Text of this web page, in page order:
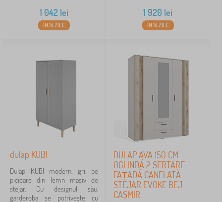
1 042 lei
ÎN 14 ZILE
1 920 lei
ÎN 14 ZILE
dulap KUBI
Dulap KUBI modern, gri, pe
picioare din lemn masiv de
stejar. Cu designul său,
garderoba se potrivește cu
DULAP AVA 150 CM
OGLINDĂ 2 SERTARE
FAȚADĂ CANELATĂ
STEJAR EVOKE BEJ
CAȘMIR